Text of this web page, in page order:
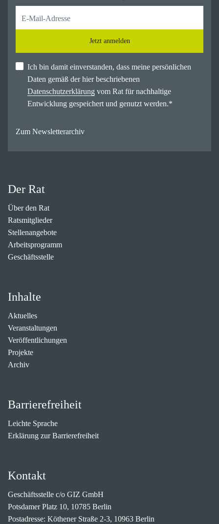
Jetzt anmelden
Ich bin damit einverstanden, dass meine persönlichen
Daten gemäß der hier beschriebenen
Datenschutzerklärung vom Rat für nachhaltige
Entwicklung gespeichert und genutzt werden.*
Zum Newsletterarchiv
Der Rat
Über den Rat
Ratsmitglieder
Stellenangebote
Arbeitsprogramm
Geschäftsstelle
Inhalte
Aktuelles
Veranstaltungen
Veröffentlichungen
Projekte
Archiv
Barrierefreiheit
Leichte Sprache
Erklärung zur Barrierefreiheit
Kontakt
Geschäftsstelle c/o GIZ GmbH
Potsdamer Platz 10, 10785 Berlin
Postadresse: Köthener Straße 2-3, 10963 Berlin